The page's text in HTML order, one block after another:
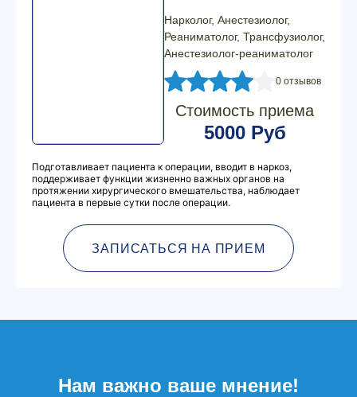
Нарколог, Анестезиолог,
Реаниматолог, Трансфузиолог,
Анестезиолог-реаниматолог
0 отзывов
Стоимость приема
5000 Руб
Подготавливает пациента к операции, вводит в наркоз,
поддерживает функции жизненно важных органов на
протяжении хирургического вмешательства, наблюдает
пациента в первые сутки после операции.
ЗАПИСАТЬСЯ НА ПРИЕМ
Нам важно ваше мнение!